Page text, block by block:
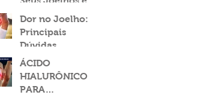
2024
Dor no Joelho:
Principais
Dúvidas
Respondidas
ÁCIDO
HIALURÔNICO
PARA